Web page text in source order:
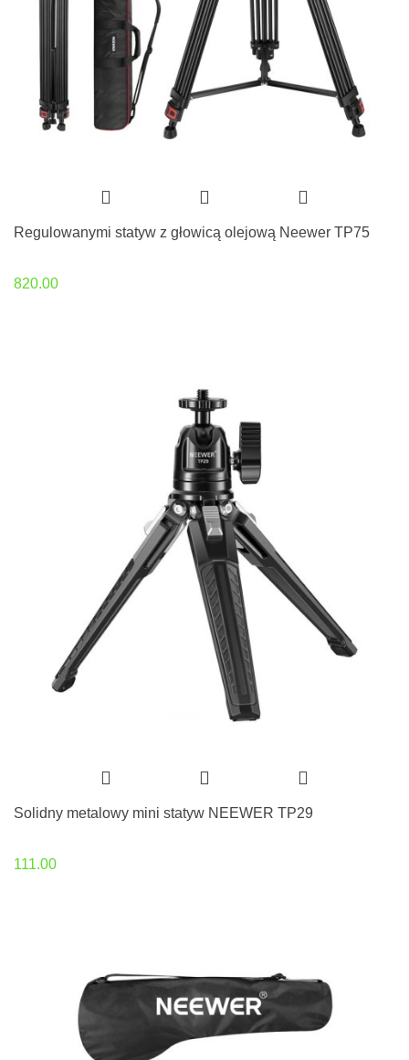
Regulowanymi statyw z głowicą olejową Neewer TP75
820.00
Solidny metalowy mini statyw NEEWER TP29
111.00